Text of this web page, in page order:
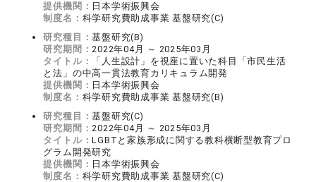
提供機関： 日本学術振興会
制度名： 科学研究費助成事業 基盤研究(C)
研究種目：基盤研究(B)
研究期間：2022年04月 ～ 2025年03月
タイトル：
「人生設計」を視座に置いた科目「市民生活
と法」の中高一貫法教育カリキュラム開発
提供機関： 日本学術振興会
制度名： 科学研究費助成事業 基盤研究(B)
研究種目：基盤研究(C)
研究期間：2022年04月 ～ 2025年03月
タイトル：LGBTと家族形成に関する教科横断型教育プロ
グラム開発研究
提供機関： 日本学術振興会
制度名： 科学研究費助成事業 基盤研究(C)